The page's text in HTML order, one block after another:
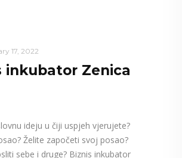
17, 2022
inkubator Zenica
ideju u čiji uspjeh vjerujete?
Želite započeti svoj posao?
sebe i druge? Biznis inkubator